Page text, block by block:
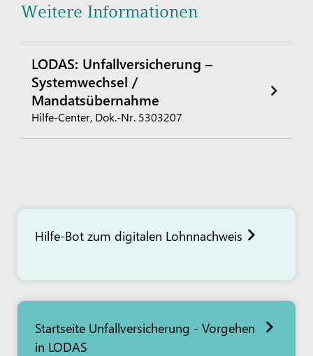
Weitere Informationen
LODAS: Unfallversicherung –
Systemwechsel /
Mandatsübernahme
Hilfe-Center, Dok.-Nr. 5303207
Hilfe-Bot zum digitalen Lohnnachweis
Startseite Unfallversicherung - Vorgehen
in LODAS